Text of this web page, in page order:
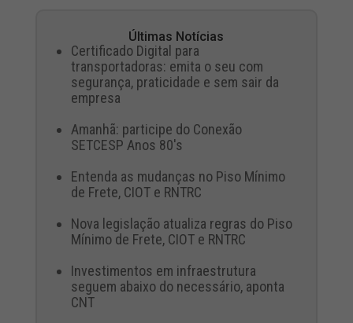
Últimas Notícias
Certificado Digital para
transportadoras: emita o seu com
segurança, praticidade e sem sair da
empresa
Amanhã: participe do Conexão
SETCESP Anos 80's
Entenda as mudanças no Piso Mínimo
de Frete, CIOT e RNTRC
Nova legislação atualiza regras do Piso
Mínimo de Frete, CIOT e RNTRC
Investimentos em infraestrutura
seguem abaixo do necessário, aponta
CNT